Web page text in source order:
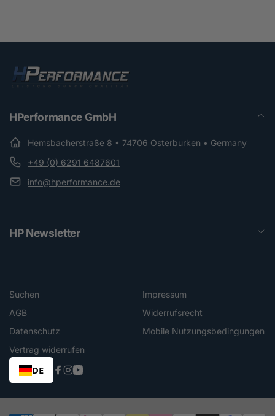
HPerformance GmbH
Hemsbacherstraße 8 • 74706 Osterburken • Germany
+49 (0) 6291 6487601
info@hperformance.de
HP Newsletter
Suchen
Impressum
AGB
Widerrufsrecht
Datenschutz
Mobile Nutzungsbedingungen
Vertrag widerrufen
DE
Facebook
Instagram
YouTube